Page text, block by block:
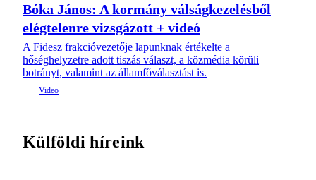
Bóka János: A kormány válságkezelésből
elégtelenre vizsgázott + videó
A Fidesz frakcióvezetője lapunknak értékelte a
hőséghelyzetre adott tiszás választ, a közmédia körüli
botrányt, valamint az államfőválasztást is.
Külföldi híreink